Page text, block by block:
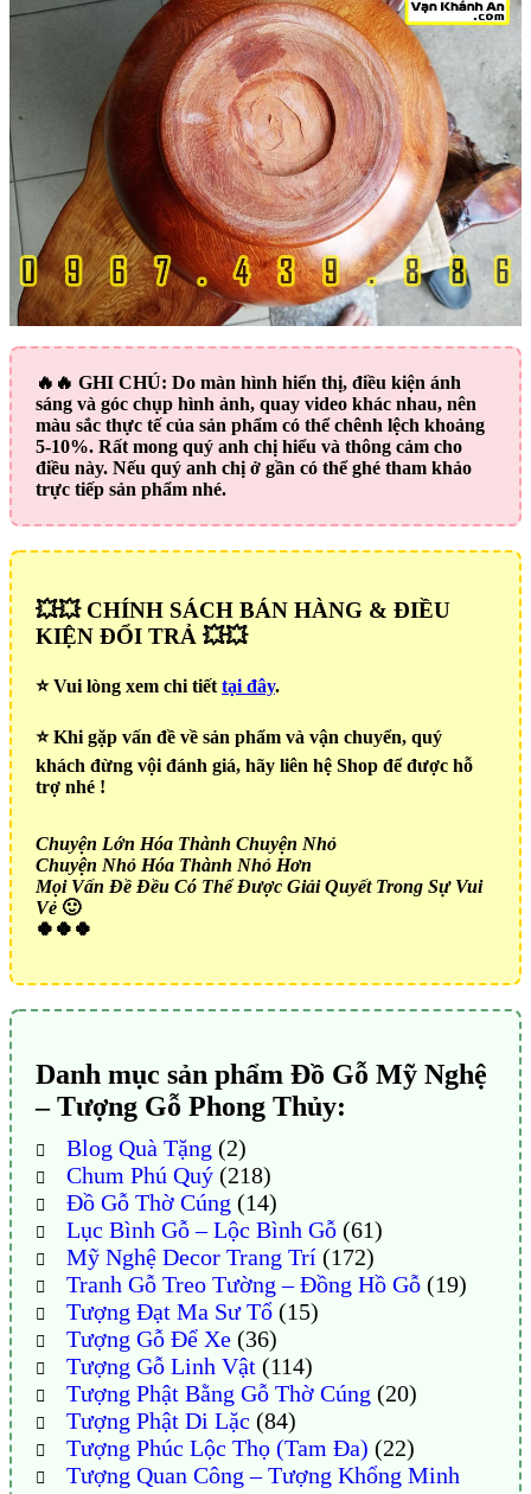
🔥🔥 GHI CHÚ: Do màn hình hiển thị, điều kiện ánh
sáng và góc chụp hình ảnh, quay video khác nhau, nên
màu sắc thực tế của sản phẩm có thể chênh lệch khoảng
5-10%. Rất mong quý anh chị hiểu và thông cảm cho
điều này. Nếu quý anh chị ở gần có thể ghé tham khảo
trực tiếp sản phẩm nhé.
💥💥 CHÍNH SÁCH BÁN HÀNG & ĐIỀU
KIỆN ĐỔI TRẢ 💥💥
⭐️ Vui lòng xem chi tiết tại đây.
⭐️ Khi gặp vấn đề về sản phẩm và vận chuyển, quý
khách đừng vội đánh giá, hãy liên hệ Shop để được hỗ
trợ nhé !
Chuyện Lớn Hóa Thành Chuyện Nhỏ
Chuyện Nhỏ Hóa Thành Nhỏ Hơn
Mọi Vấn Đề Đều Có Thể Được Giải Quyết Trong Sự Vui
Vẻ 🙂
🍀🍀🍀
Danh mục sản phẩm Đồ Gỗ Mỹ Nghệ
– Tượng Gỗ Phong Thủy:
Blog Quà Tặng (2)
Chum Phú Quý(218)
Đồ Gỗ Thờ Cúng (14)
Lục Bình Gỗ – Lộc Bình Gỗ(61)
Mỹ Nghệ Decor Trang Trí(172)
Tranh Gỗ Treo Tường – Đồng Hồ Gỗ(19)
Tượng Đạt Ma Sư Tổ(15)
Tượng Gỗ Để Xe(36)
Tượng Gỗ Linh Vật(114)
Tượng Phật Bằng Gỗ Thờ Cúng (20)
Tượng Phật Di Lặc (84)
Tượng Phúc Lộc Thọ (Tam Đa) (22)
Tượng Quan Công – Tượng Khổng Minh